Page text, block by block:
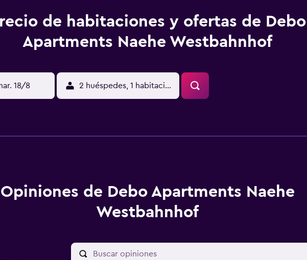
de habitaciones y ofertas de Debo
Apartments Naehe Westbahnhof
18/8 2 huéspedes, 1 habitación
Opiniones de Debo Apartments Naehe
Westbahnhof